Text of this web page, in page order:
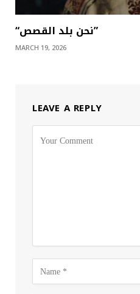
“نحن بلد القصص”
MARCH 19, 2026
LEAVE A REPLY